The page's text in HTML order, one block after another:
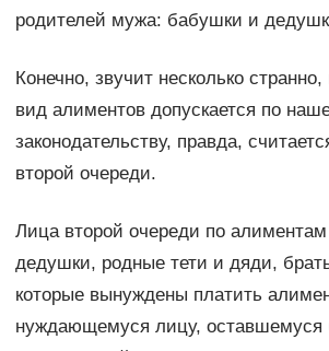
родителей мужа: бабушки и
Конечно, звучит несколько
вид алиментов допускается по
законодательству, правда,
второй очереди.
Лица второй очереди по
дедушки, родные тети и дяди,
которые вынуждены платить
нуждающемуся лицу, оставшемуся